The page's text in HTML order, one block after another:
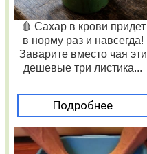
🩸 Сахар в крови придет
в норму раз и навсегда!
Заварите вместо чая эти
дешевые три листика...
Подробнее